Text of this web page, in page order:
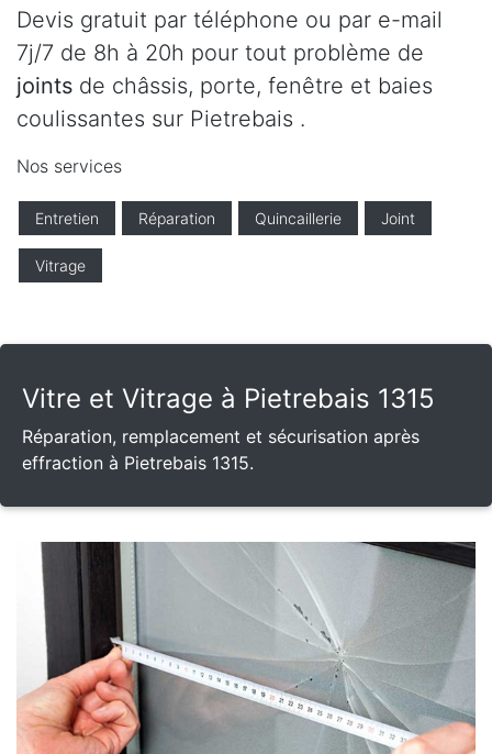
Devis gratuit par téléphone ou par e-mail
7j/7 de 8h à 20h pour tout problème de
joints de châssis, porte, fenêtre et baies
coulissantes sur Pietrebais .
Nos services
Entretien Réparation Quincaillerie Joint
Vitrage
Vitre et Vitrage à Pietrebais 1315
Réparation, remplacement et sécurisation après
effraction à Pietrebais 1315.